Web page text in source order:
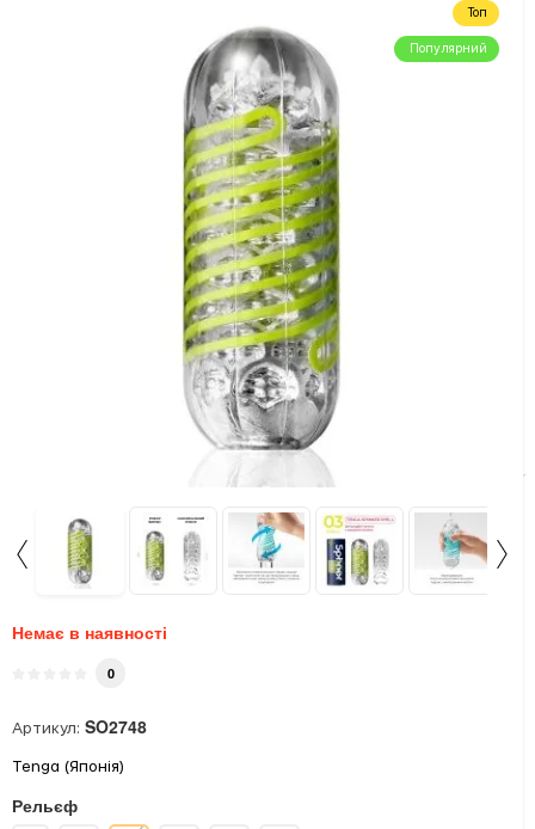
Топ
Популярний
Немає в наявності
0
Артикул: SO2748
Tenga (Японія)
Рельєф